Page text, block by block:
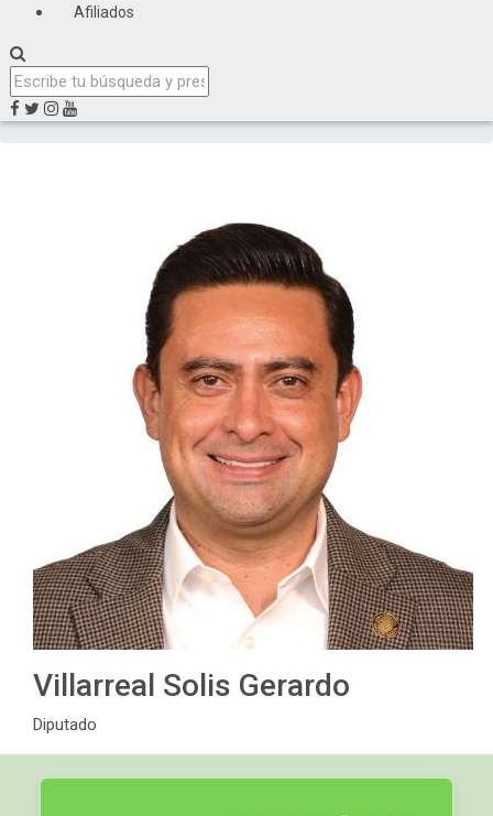
Afiliados
Villarreal Solis Gerardo
Diputado